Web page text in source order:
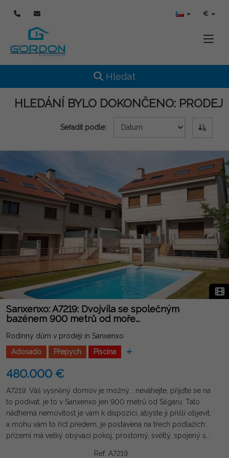
€
Toggle navigation
Hledat
HLEDÁNÍ BYLO DOKONČENO:PRODEJ
Seřadit podle:
Sanxenxo: A7219: Dvojvila se společným
bazénem 900 metrů od moře...
Rodinný dům v prodeji in Sanxenxo
Adosado
Přepych Piscina
480.000 €
A7219: Váš vysněný domov je možný... neváhejte, přijďte se na
to podívat, je to v Sanxenxo jen 900 metrů od Silgaru. Tato
nádherná nemovitost je vám k dispozici, abyste ji přišli objevit,
a mohu vám to říct předem, je postavena na třech podlažích:
přízemí má velký obývací pokoj, prostorný, světlý, spojený s
Ref: A7219